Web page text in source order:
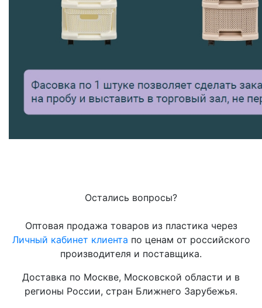
Остались вопросы?
Оптовая продажа товаров из пластика через
Личный кабинет клиента по ценам от российского
производителя и поставщика.
Доставка по Москве, Московской области и в
регионы России, стран Ближнего Зарубежья.